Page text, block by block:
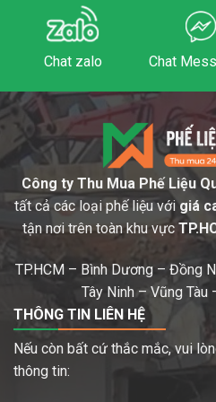
Chat zalo Chat
Công ty Thu Mua Phế Liệu
tất cả các loại phế liệu vớigiá
tận nơi trên toàn khu vực
TP.HCM – Bình Dương – Đồng
Tây Ninh – Vũng Tàu
THÔNG TIN LIÊN HỆ
Nếu còn bất cứ thắc mắc, vui
thông tin: